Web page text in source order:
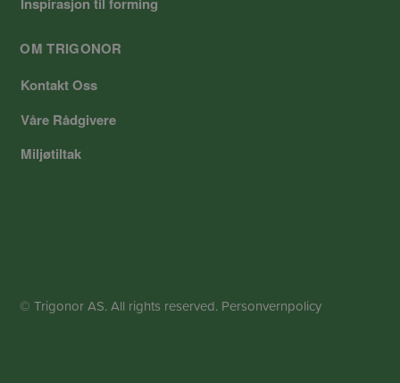
OM TRIGONOR
Kontakt Oss
Våre Rådgivere
Miljøtiltak
© Trigonor AS. All rights reserved. Personvernpolicy